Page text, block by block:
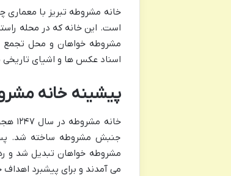
خانه مشروطه تبریز با معماری
است. این خانه که در محله
مشروطه خواهان و محل تجمع
اسناد عکس ها و اشیای تاریخی
پیشینه خانه
جنبش مشروطه ساخته شد.
مشروطه خواهان تبدیل شد و
می آمدند و برای پیشبرد